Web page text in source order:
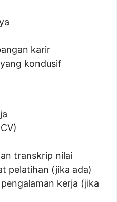
karir
kondusif
transkrip nilai
pelatihan (jika ada)
kerja (jika